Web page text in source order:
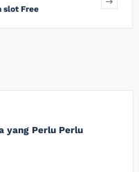
slot Free
yang Perlu Perlu